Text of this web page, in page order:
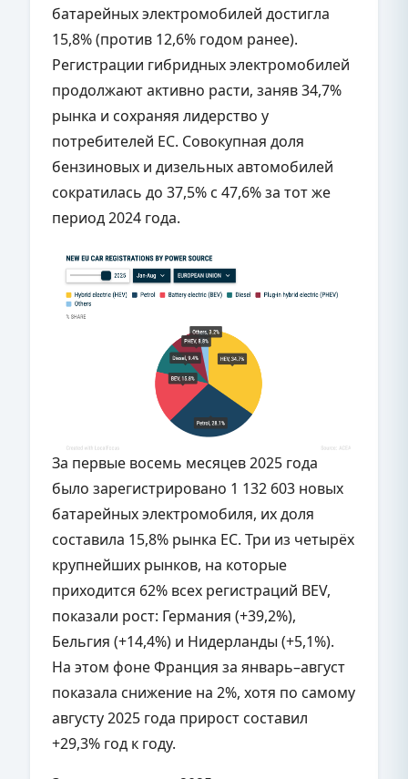
батарейных электромобилей достигла
15,8% (против 12,6% годом ранее).
Регистрации гибридных электромобилей
продолжают активно расти, заняв 34,7%
рынка и сохраняя лидерство у
потребителей ЕС. Совокупная доля
бензиновых и дизельных автомобилей
сократилась до 37,5% с 47,6% за тот же
период 2024 года.
За первые восемь месяцев 2025 года
было зарегистрировано 1 132 603 новых
батарейных электромобиля, их доля
составила 15,8% рынка ЕС. Три из четырёх
крупнейших рынков, на которые
приходится 62% всех регистраций BEV,
показали рост: Германия (+39,2%),
Бельгия (+14,4%) и Нидерланды (+5,1%).
На этом фоне Франция за январь–август
показала снижение на 2%, хотя по самому
августу 2025 года прирост составил
+29,3% год к году.